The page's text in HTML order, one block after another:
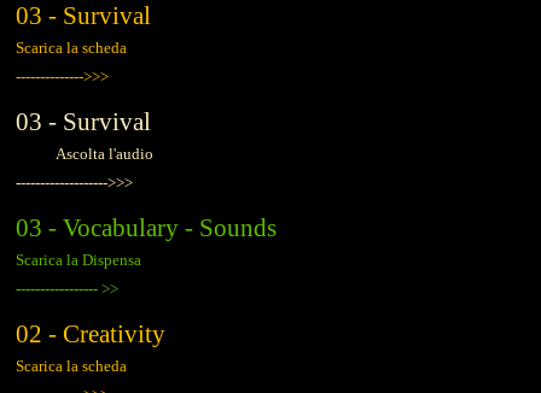
03 - Survival
Scarica la scheda
-------------->>>
03 - Survival
Ascolta l'audio
------------------->>>
03 - Vocabulary - Sounds
Scarica la Dispensa
----------------- >>
02 - Creativity
Scarica la scheda